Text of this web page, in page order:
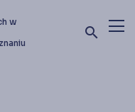
w
search
i kursów